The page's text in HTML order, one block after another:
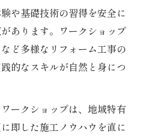
や基礎技術の習得を安全に
あります。ワークショップ
ど多様なリフォーム工事の
的なスキルが自然と身につ
ークショップは、地域特有
即した施工ノウハウを直に